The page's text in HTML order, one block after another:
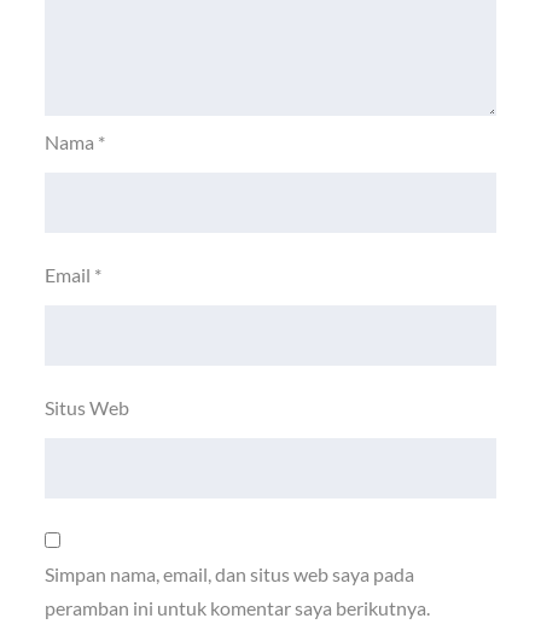
Nama *
Email *
Situs Web
Simpan nama, email, dan situs web saya pada
peramban ini untuk komentar saya berikutnya.